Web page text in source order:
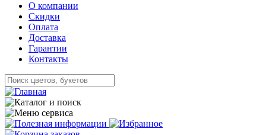
О компании
Скидки
Оплата
Доставка
Гарантии
Контакты